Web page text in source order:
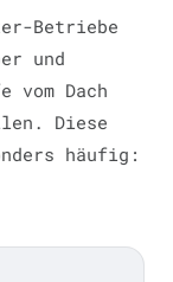
Betriebe
und
Dach
Diese
häufig: